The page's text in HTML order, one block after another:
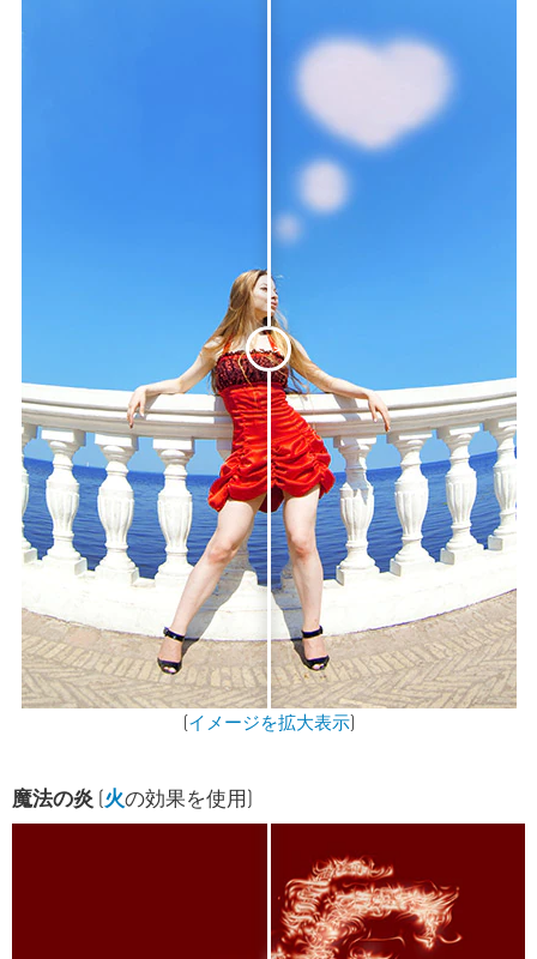
< >
(イメージを拡大表示)
魔法の炎 (火の効果を使用)